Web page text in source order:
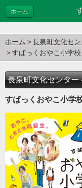
ホーム
ホーム
長泉町文化セ
すぱっくおやこ小学
長泉町文化センター
すぱっくおやこ小学